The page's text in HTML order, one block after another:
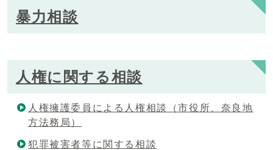
暴力相談
人権に関する相談
人権擁護委員による人権相談（市役所、奈良地
方法務局）
犯罪被害者等に関する相談